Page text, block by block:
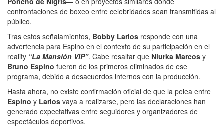
confrontaciones de boxeo entre celebridades sean transmitidas al
público.
Tras estos señalamientos, Bobby Larios responde con una
advertencia para Espino en el contexto de su participación en el
reality “La Mansión VIP”. Cabe resaltar que Niurka Marcos y
Bruno Espino fueron de los primeros eliminados de ese
programa, debido a desacuerdos internos con la producción.
Hasta ahora, no existe confirmación oficial de que la pelea entre
Espino y Larios vaya a realizarse, pero las declaraciones han
generado expectativas entre seguidores y organizadores de
espectáculos deportivos.